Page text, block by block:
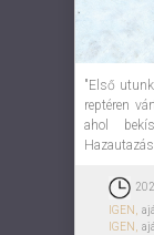
"Első
reptéren
ahol
IGEN,
IGEN,